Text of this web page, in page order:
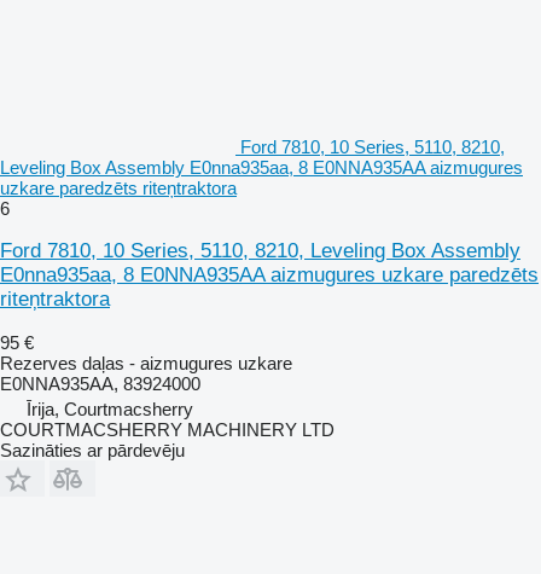
Ford 7810, 10 Series, 5110, 8210,
Leveling Box Assembly E0nna935aa, 8 E0NNA935AA aizmugures
uzkare paredzēts riteņtraktora
6
Ford 7810, 10 Series, 5110, 8210, Leveling Box Assembly
E0nna935aa, 8 E0NNA935AA aizmugures uzkare paredzēts
riteņtraktora
95 €
Rezerves daļas - aizmugures uzkare
E0NNA935AA, 83924000
Īrija, Courtmacsherry
COURTMACSHERRY MACHINERY LTD
Sazināties ar pārdevēju